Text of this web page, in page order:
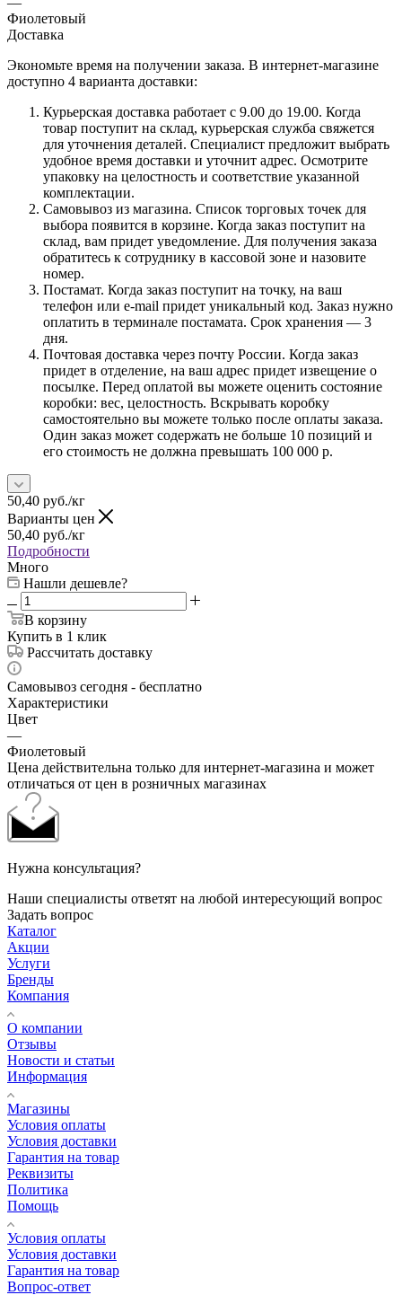
Фиолетовый
Доставка
Экономьте время на получении заказа. В интернет-магазине
доступно 4 варианта доставки:
Курьерская доставка работает с 9.00 до 19.00. Когда
товар поступит на склад, курьерская служба свяжется
для уточнения деталей. Специалист предложит выбрать
удобное время доставки и уточнит адрес. Осмотрите
упаковку на целостность и соответствие указанной
комплектации.
Самовывоз из магазина. Список торговых точек для
выбора появится в корзине. Когда заказ поступит на
склад, вам придет уведомление. Для получения заказа
обратитесь к сотруднику в кассовой зоне и назовите
номер.
Постамат. Когда заказ поступит на точку, на ваш
телефон или e-mail придет уникальный код. Заказ нужно
оплатить в терминале постамата. Срок хранения — 3
дня.
Почтовая доставка через почту России. Когда заказ
придет в отделение, на ваш адрес придет извещение о
посылке. Перед оплатой вы можете оценить состояние
коробки: вес, целостность. Вскрывать коробку
самостоятельно вы можете только после оплаты заказа.
Один заказ может содержать не больше 10 позиций и
его стоимость не должна превышать 100 000 р.
50,40 руб./кг
Варианты цен
50,40 руб./кг
Подробности
Много
Нашли дешевле?
В корзину
Купить в 1 клик
Рассчитать доставку
Самовывоз сегодня - бесплатно
Характеристики
Цвет
—
Фиолетовый
Цена действительна только для интернет-магазина и может
отличаться от цен в розничных магазинах
Нужна консультация?
Наши специалисты ответят на любой интересующий вопрос
Задать вопрос
Каталог
Акции
Услуги
Бренды
Компания
О компании
Отзывы
Новости и статьи
Информация
Магазины
Условия оплаты
Условия доставки
Гарантия на товар
Реквизиты
Политика
Помощь
Условия оплаты
Условия доставки
Гарантия на товар
Вопрос-ответ